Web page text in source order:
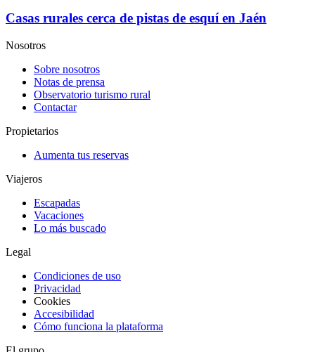
Casas rurales cerca de pistas de esquí en Jaén
Nosotros
Sobre nosotros
Notas de prensa
Observatorio turismo rural
Contactar
Propietarios
Aumenta tus reservas
Viajeros
Escapadas
Vacaciones
Lo más buscado
Legal
Condiciones de uso
Privacidad
Cookies
Accesibilidad
Cómo funciona la plataforma